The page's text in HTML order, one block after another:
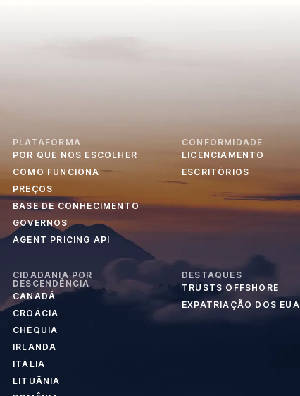
PLATAFORMA
POR QUE NOS ESCOLHER
COMO FUNCIONA
PREÇOS
BASE DE CONHECIMENTO
GOVERNOS
AGENT PRICING API
CONFORMIDADE
LICENCIAMENTO
ESCRITÓRIOS
CIDADANIA POR
DESCENDÊNCIA
CANADÁ
CROÁCIA
CHÉQUIA
IRLANDA
ITÁLIA
LITUÂNIA
DESTAQUES
TRUSTS OFFSHORE
EXPATRIAÇÃO DOS EUA